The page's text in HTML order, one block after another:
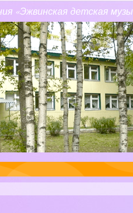
«Эжвинская детская